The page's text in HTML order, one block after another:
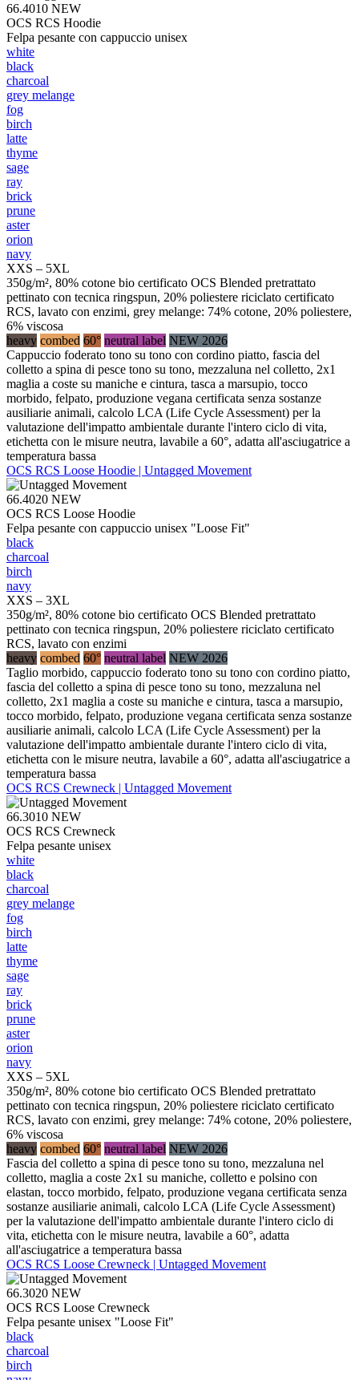
66.4010 NEW
OCS RCS Hoodie
Felpa pesante con cappuccio unisex
white
black
charcoal
grey melange
fog
birch
latte
thyme
sage
ray
brick
prune
aster
orion
navy
XXS – 5XL
350g/m², 80% cotone bio certificato OCS Blended pretrattato
pettinato con tecnica ringspun, 20% poliestere riciclato certificato
RCS, lavato con enzimi, grey melange: 74% cotone, 20% poliestere,
6% viscosa
heavy combed 60° neutral label NEW 2026
Cappuccio foderato tono su tono con cordino piatto, fascia del
colletto a spina di pesce tono su tono, mezzaluna nel colletto, 2x1
maglia a coste su maniche e cintura, tasca a marsupio, tocco
morbido, felpato, produzione vegana certificata senza sostanze
ausiliarie animali, calcolo LCA (Life Cycle Assessment) per la
valutazione dell'impatto ambientale durante l'intero ciclo di vita,
etichetta con le misure neutra, lavabile a 60°, adatta all'asciugatrice a
temperatura bassa
OCS RCS Loose Hoodie | Untagged Movement
66.4020 NEW
OCS RCS Loose Hoodie
Felpa pesante con cappuccio unisex "Loose Fit"
black
charcoal
birch
navy
XXS – 3XL
350g/m², 80% cotone bio certificato OCS Blended pretrattato
pettinato con tecnica ringspun, 20% poliestere riciclato certificato
RCS, lavato con enzimi
heavy combed 60° neutral label NEW 2026
Taglio morbido, cappuccio foderato tono su tono con cordino piatto,
fascia del colletto a spina di pesce tono su tono, mezzaluna nel
colletto, 2x1 maglia a coste su maniche e cintura, tasca a marsupio,
tocco morbido, felpato, produzione vegana certificata senza sostanze
ausiliarie animali, calcolo LCA (Life Cycle Assessment) per la
valutazione dell'impatto ambientale durante l'intero ciclo di vita,
etichetta con le misure neutra, lavabile a 60°, adatta all'asciugatrice a
temperatura bassa
OCS RCS Crewneck | Untagged Movement
66.3010 NEW
OCS RCS Crewneck
Felpa pesante unisex
white
black
charcoal
grey melange
fog
birch
latte
thyme
sage
ray
brick
prune
aster
orion
navy
XXS – 5XL
350g/m², 80% cotone bio certificato OCS Blended pretrattato
pettinato con tecnica ringspun, 20% poliestere riciclato certificato
RCS, lavato con enzimi, grey melange: 74% cotone, 20% poliestere,
6% viscosa
heavy combed 60° neutral label NEW 2026
Fascia del colletto a spina di pesce tono su tono, mezzaluna nel
colletto, maglia a coste 2x1 su maniche, colletto e polsino con
elastan, tocco morbido, felpato, produzione vegana certificata senza
sostanze ausiliarie animali, calcolo LCA (Life Cycle Assessment)
per la valutazione dell'impatto ambientale durante l'intero ciclo di
vita, etichetta con le misure neutra, lavabile a 60°, adatta
all'asciugatrice a temperatura bassa
OCS RCS Loose Crewneck | Untagged Movement
66.3020 NEW
OCS RCS Loose Crewneck
Felpa pesante unisex "Loose Fit"
black
charcoal
birch